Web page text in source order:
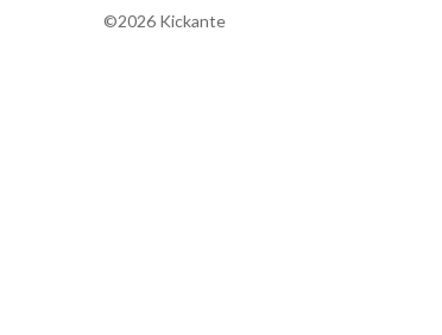
©2026 Kickante